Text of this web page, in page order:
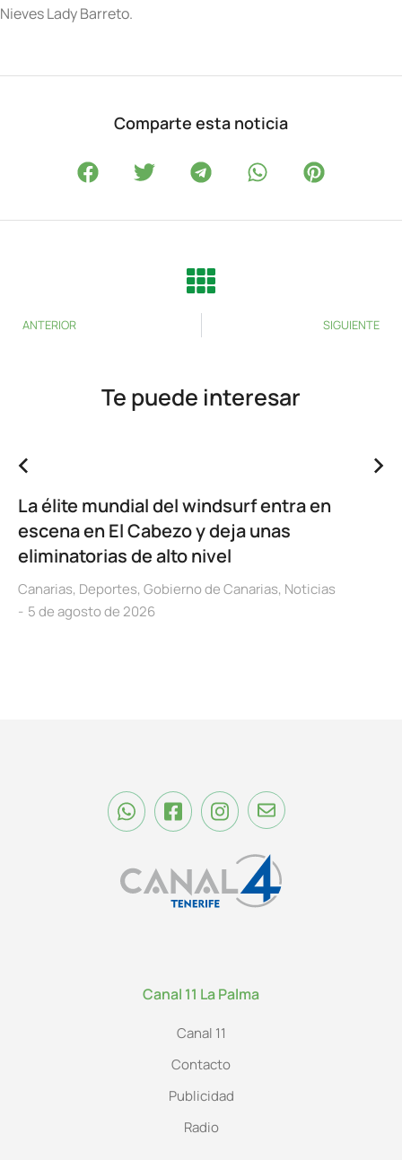
Nieves Lady Barreto.
Comparte esta noticia
ANTERIOR SIGUIENTE
Te puede interesar
La élite mundial del windsurf entra en
escena en El Cabezo y deja unas
eliminatorias de alto nivel
Canarias, Deportes, Gobierno de Canarias, Noticias
5 de agosto de 2026
Canal 11 La Palma
Canal 11
Contacto
Publicidad
Radio